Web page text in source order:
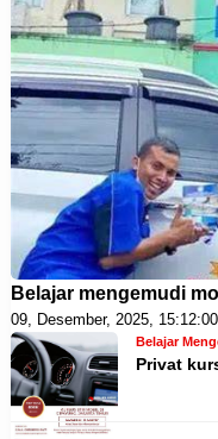
Belajar mengemudi
09, Desember, 2025, 15:12:00
Belajar
Privat